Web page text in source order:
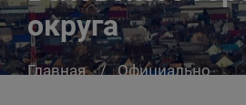
округа
Главная
Официально